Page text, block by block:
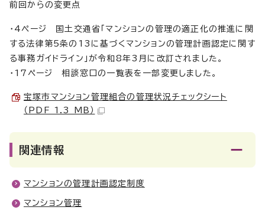
前回からの変更点
・4ページ 国土交通省「マンションの管理の適正化の推進に関
する法律第5条の13に基づくマンションの管理計画認定に関す
る事務ガイドライン」が令和8年3月に改訂されました。
・17ページ 相談窓口の一覧表を一部変更しました。
宝塚市マンション管理組合の管理状況チェックシート
（PDF 1.3 MB）
関連情報
マンションの管理計画認定制度
マンション管理